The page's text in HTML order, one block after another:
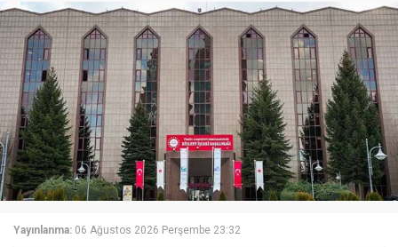
Yayınlanma: 06 Ağustos 2026 Perşembe 23:32